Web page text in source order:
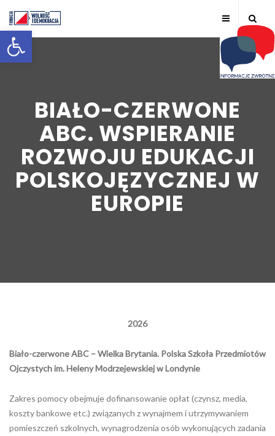
Otwórz pasek narzędzi
BIAŁO-CZERWONE
ABC. WSPIERANIE
ROZWOJU EDUKACJI
POLSKOJĘZYCZNEJ W
EUROPIE
2026
Biało-czerwone ABC – Wielka Brytania. Polska Szkoła Przedmiotów
Ojczystych im. Heleny Modrzejewskiej w Londynie
Zakres pomocy obejmuje dofinansowanie opłat (czynsz, media,
koszty bankowe etc.) związanych z wynajmem i utrzymywaniem
pomieszczeń szkolnych, wynagrodzenia osób wykonujących zadania